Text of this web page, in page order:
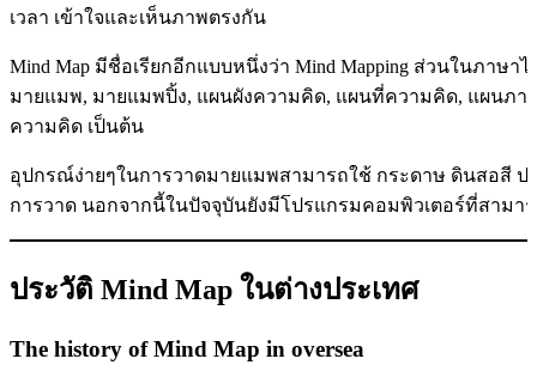
เวลา เข้าใจและเห็นภาพตรงกัน
Mind Map มีชื่อเรียกอีกแบบหนึ่งว่า Mind Mapping ส่วนในภาษา
มายแมพ, มายแมพปิ้ง, แผนผังความคิด, แผนที่ความคิด, แผนภ
ความคิด เป็นต้น
อุปกรณ์ง่ายๆในการวาดมายแมพสามารถใช้ กระดาษ ดินสอสี ป
การวาด นอกจากนี้ในปัจจุบันยังมีโปรแกรมคอมพิวเตอร์ที่สามา
ประวัติ Mind Map ในต่างประเทศ
The history of Mind Map in oversea